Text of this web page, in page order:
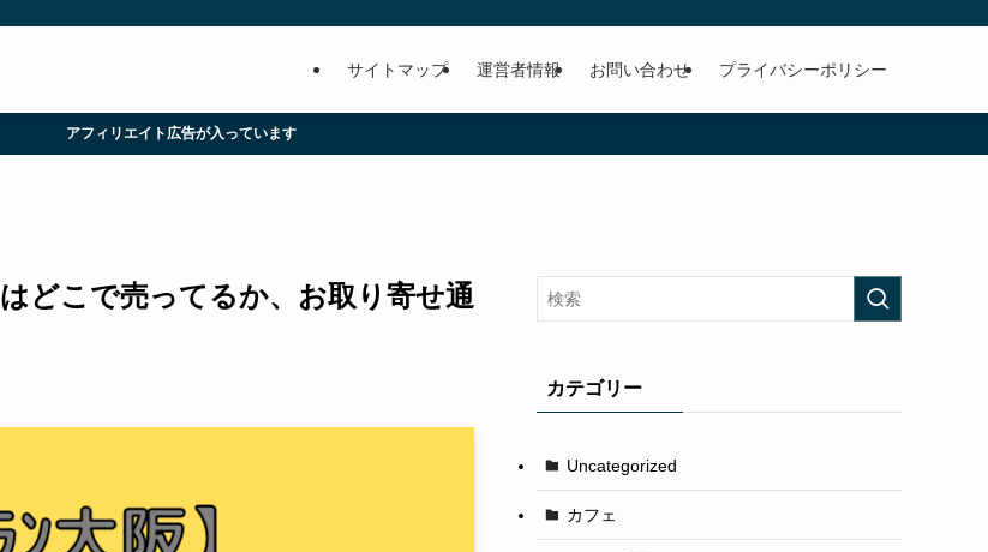
サイトマップ 運営者情報 お問い合わせ プライバシーポリシー
アフィリエイト広告が入っています
どこで売ってるか、お取り寄せ通
カテゴリー
Uncategorized
カフェ